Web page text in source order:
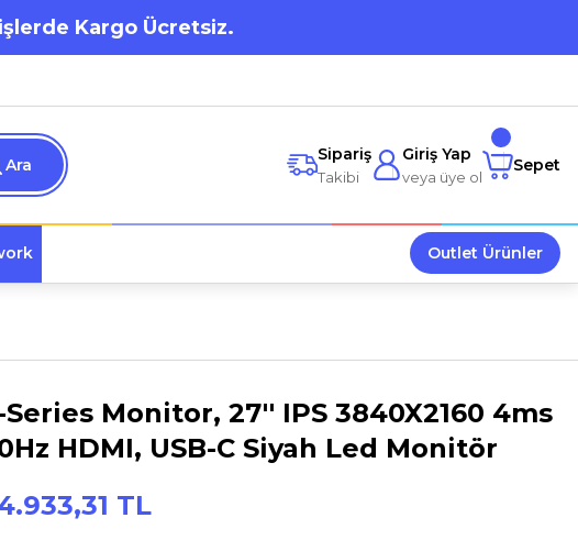
Kargo Ücretsiz.
Ara
Sipariş
Takibi
Giriş Yap
veya üye ol
Sepet
Outlet Ürünler
Series Monitor, 27'' IPS 3840X2160 4ms
HDMI, USB-C Siyah Led Monitör
TL